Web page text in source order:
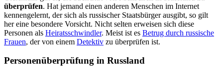
überprüfen. Hat jemand einen anderen Menschen im Internet
kennengelernt, der sich als russischer Staatsbürger ausgibt, so gilt
her eine besondere Vorsicht. Nicht selten erweisen sich diese
Personen als Heiratsschwindler. Meist ist es Betrug durch russische
Frauen, der von einem Detektiv zu überprüfen ist.
Personenüberprüfung in Russland